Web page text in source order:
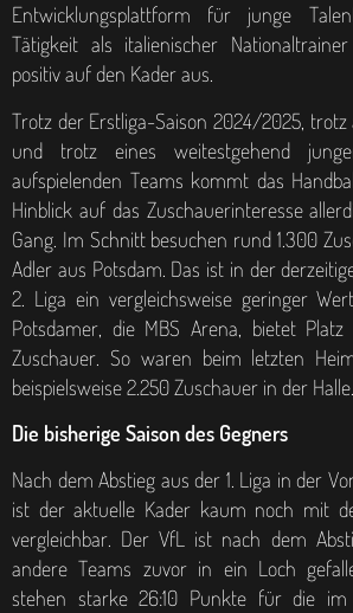
Entwicklungsplattform für junge
Tätigkeit als italienischer
positiv auf den Kader aus.
Trotz der Erstliga-Saison 2024/2025,
und trotz eines weitestgehend
aufspielenden Teams kommt das
Hinblick auf das Zuschauerinteresse
Gang. Im Schnitt besuchen rund 1.300
Adler aus Potsdam. Das ist in der
2. Liga ein vergleichsweise geringer
Potsdamer, die MBS Arena, bietet
Zuschauer. So waren beim letzten
beispielsweise 2.250 Zuschauer in der Halle.
Die bisherige Saison des Gegners
Nach dem Abstieg aus der 1. Liga in der
ist der aktuelle Kader kaum noch mit
vergleichbar. Der VfL ist nach dem
andere Teams zuvor in ein Loch
stehen starke 26:10 Punkte für die im